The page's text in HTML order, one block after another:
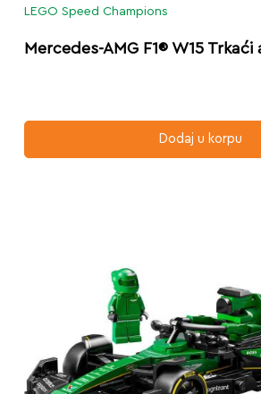
LEGO Speed Champions
Mercedes-AMG F1® W15 Trkaći
Dodaj u korpu